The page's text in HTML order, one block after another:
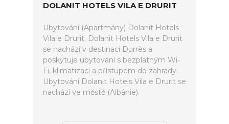
DOLANIT HOTELS VILA E DRURIT
Ubytování (Apartmány) Dolanit Hotels
Vila e Drurit. Dolanit Hotels Vila e Drurit
se nachází v destinaci Durrës a
poskytuje ubytování s bezplatným Wi-
Fi, klimatizací a přístupem do zahrady.
Ubytování Dolanit Hotels Vila e Drurit se
nachází ve městě (Albánie).